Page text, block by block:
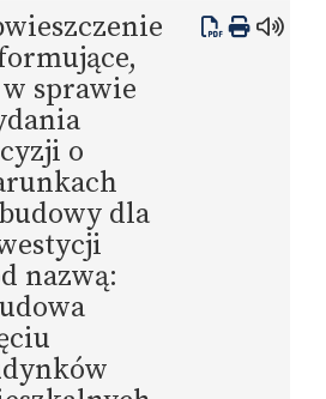
w sprawie
o
dla
nazwą: